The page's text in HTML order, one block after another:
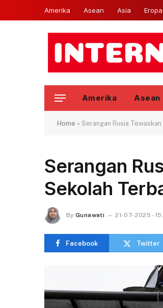
Amerika Asean Asia Eropa
Amerika Asean
Home » Serangan Rusia
Serangan
Sekolah
By Gunawati 21-07-2025 -
Facebook Twitter